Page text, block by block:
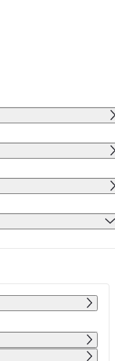
SO NE